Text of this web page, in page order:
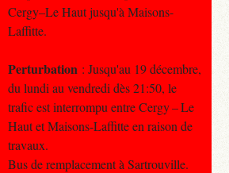
Cergy–Le Haut jusqu'à Maisons-
Laffitte.
Perturbation : Jusqu'au 19 décembre,
du lundi au vendredi dès 21:50, le
trafic est interrompu entre Cergy – Le
Haut et Maisons-Laffitte en raison de
travaux.
Bus de remplacement à Sartrouville.